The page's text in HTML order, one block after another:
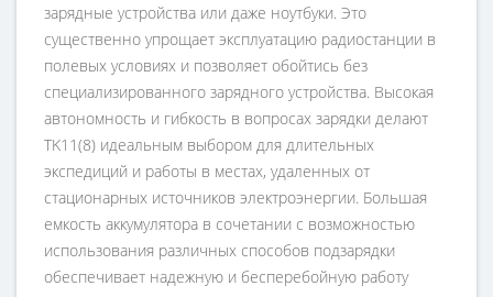
зарядные устройства или даже ноутбуки. Это
существенно упрощает эксплуатацию радиостанции в
полевых условиях и позволяет обойтись без
специализированного зарядного устройства. Высокая
автономность и гибкость в вопросах зарядки делают
TK11(8) идеальным выбором для длительных
экспедиций и работы в местах, удаленных от
стационарных источников электроэнергии. Большая
емкость аккумулятора в сочетании с возможностью
использования различных способов подзарядки
обеспечивает надежную и бесперебойную работу